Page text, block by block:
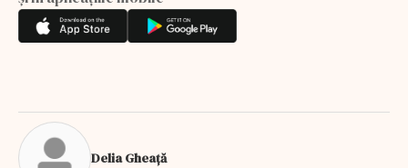
Delia Gheață